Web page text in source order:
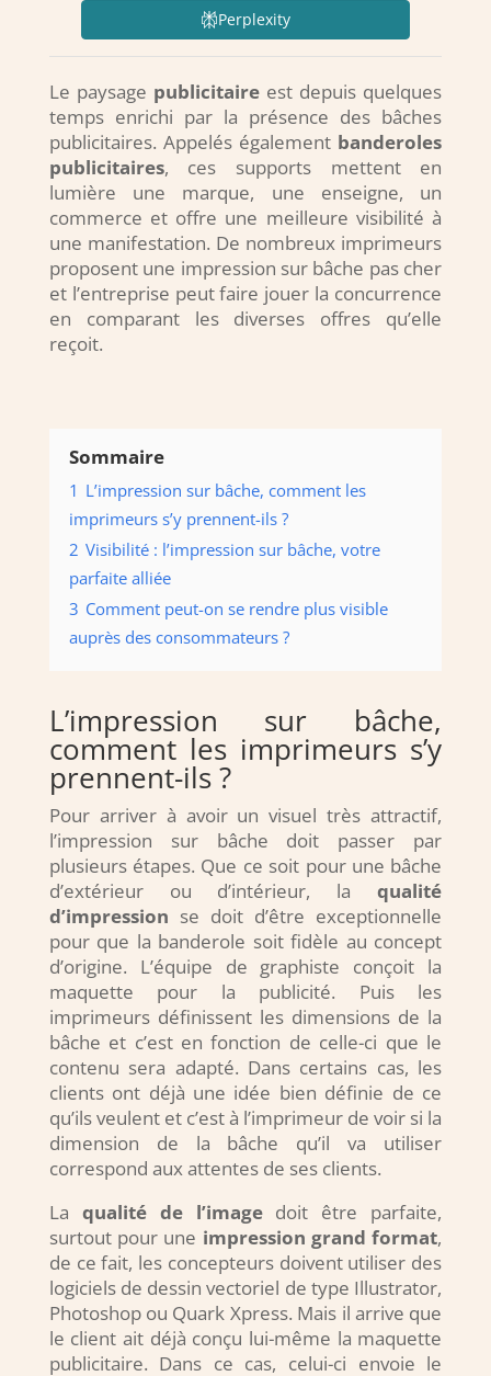
Perplexity
Le paysage publicitaireest depuis quelques
temps enrichi par la présence des bâches
publicitaires. Appelés également banderoles
publicitaires, ces supports mettent en
lumière une marque, une enseigne, un
commerce et offre une meilleure visibilité à
une manifestation. De nombreux imprimeurs
proposent une impression sur bâche pas cher
et l’entreprise peut faire jouer la concurrence
en comparant les diverses offres qu’elle
reçoit.
Sommaire
1 L’impression sur bâche, comment les
imprimeurs s’y prennent-ils ?
2 Visibilité : l’impression sur bâche, votre
parfaite alliée
3 Comment peut-on se rendre plus visible
auprès des consommateurs ?
L’impression sur bâche,
comment les imprimeurs s’y
prennent-ils ?
Pour arriver à avoir un visuel très attractif,
l’impression sur bâche doit passer par
plusieurs étapes. Que ce soit pour une bâche
d’extérieur ou d’intérieur, laqualité
d’impression se doit d’être exceptionnelle
pour que la banderole soit fidèle au concept
d’origine. L’équipe de graphiste conçoit la
maquette pour la publicité. Puis les
imprimeurs définissent les dimensions de la
bâche et c’est en fonction de celle-ci que le
contenu sera adapté. Dans certains cas, les
clients ont déjà une idée bien définie de ce
qu’ils veulent et c’est à l’imprimeur de voir si la
dimension de la bâche qu’il va utiliser
correspond aux attentes de ses clients.
La qualité de l’imagedoit être parfaite,
surtout pour une impression grand format,
de ce fait, les concepteurs doivent utiliser des
logiciels de dessin vectoriel de type Illustrator,
Photoshop ou Quark Xpress. Mais il arrive que
le client ait déjà conçu lui-même la maquette
publicitaire. Dans ce cas, celui-ci envoie le